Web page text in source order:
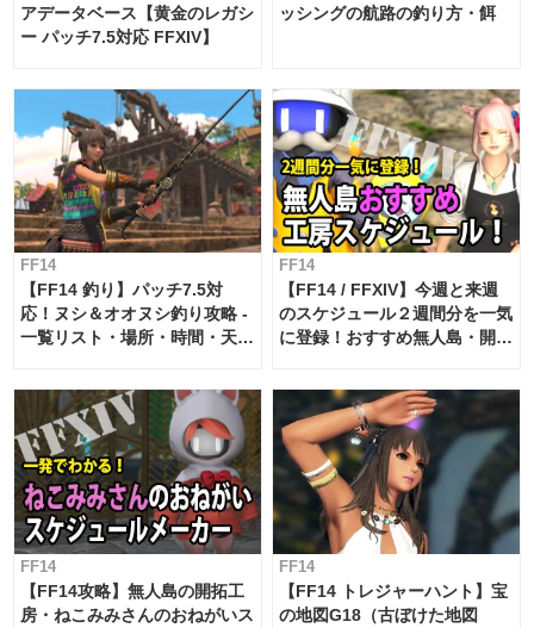
アデータベース【黄金のレガシ
ー パッチ7.5対応 FFXIV】
ッシングの航路の釣り方・餌
FF14
【FF14 釣り】パッチ7.5対
応！ヌシ＆オオヌシ釣り攻略 -
一覧リスト・場所・時間・天
FF14
【FF14 / FFXIV】今週と来週
のスケジュール２週間分を一気
に登録！おすすめ無人島・開拓
対応 / 毎週更新中】
FF14
【FF14攻略】無人島の開拓工
房・ねこみみさんのおねがいス
FF14
【FF14 トレジャーハント】宝
の地図G18（古ぼけた地図